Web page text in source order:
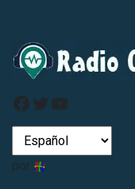
Facebook
Gorjeo
Youtube
por